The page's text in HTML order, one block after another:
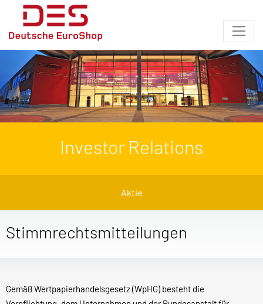
Investor Relations
Aktie
Stimmrechtsmitteilungen
Gemäß Wertpapierhandelsgesetz (WpHG) besteht die